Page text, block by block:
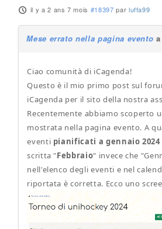
il y a 2 ans 7 mois #18397 par luffa99
Mese errato nella pagina evento
Ciao comunità di iCagenda!
Questo è il mio primo post sul
iCagenda per il sito della nostra
Recentemente abbiamo scoperto
mostrata nella pagina evento. A
eventi pianificati a gennaio 2024
scritta "Febbraio" invece che
nell'elenco degli eventi e nel
riportata è corretta. Ecco uno